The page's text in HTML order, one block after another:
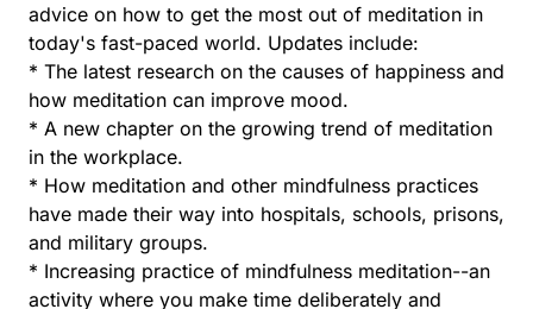
advice on how to get the most out of meditation in
today's fast-paced world. Updates include:
* The latest research on the causes of happiness and
how meditation can improve mood.
* A new chapter on the growing trend of meditation
in the workplace.
* How meditation and other mindfulness practices
have made their way into hospitals, schools, prisons,
and military groups.
* Increasing practice of mindfulness meditation--an
activity where you make time deliberately and